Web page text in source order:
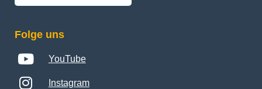
Folge uns
YouTube
Instagram